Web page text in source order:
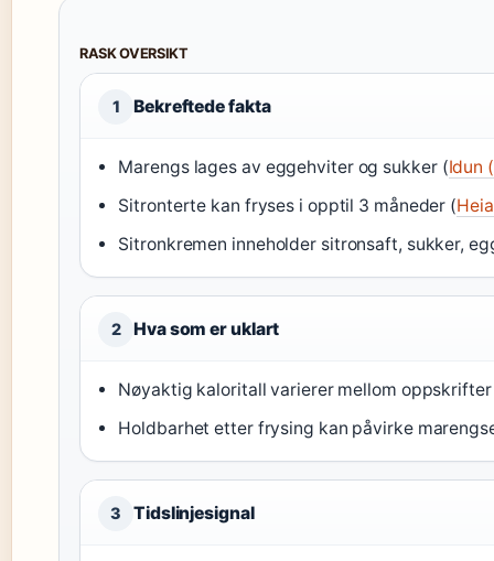
RASK OVERSIKT
1 Bekreftede fakta
Marengs lages av eggehviter og sukker (Idun
Sitronterte kan fryses i opptil 3 måneder (
Sitronkremen inneholder sitronsaft, sukker,
2 Hva som er uklart
Nøyaktig kaloritall varierer mellom oppskrifter
Holdbarhet etter frysing kan påvirke
3 Tidslinjesignal